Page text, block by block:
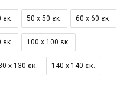
εκ. 50 x 50 εκ. 60 x 60 εκ.
εκ. 100 x 100 εκ.
x 130 εκ. 140 x 140 εκ.